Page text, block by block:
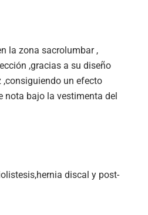
la zona sacrolumbar ,
,gracias a su diseño
un efecto
nota bajo la vestimenta del
discal y post-